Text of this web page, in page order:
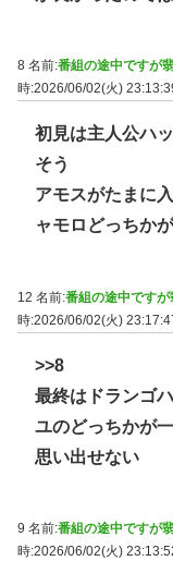
8 名前:番組の途中ですが
時:2026/06/02(火)
初見は主人公ハ
そう
アモスがたまに
ャモロどっちか
12 名前:番組の途中です
時:2026/06/02(火)
>>8
最終はドランゴ
ユのどっちかが
思い出せない
9 名前:番組の途中ですが
時:2026/06/02(火)